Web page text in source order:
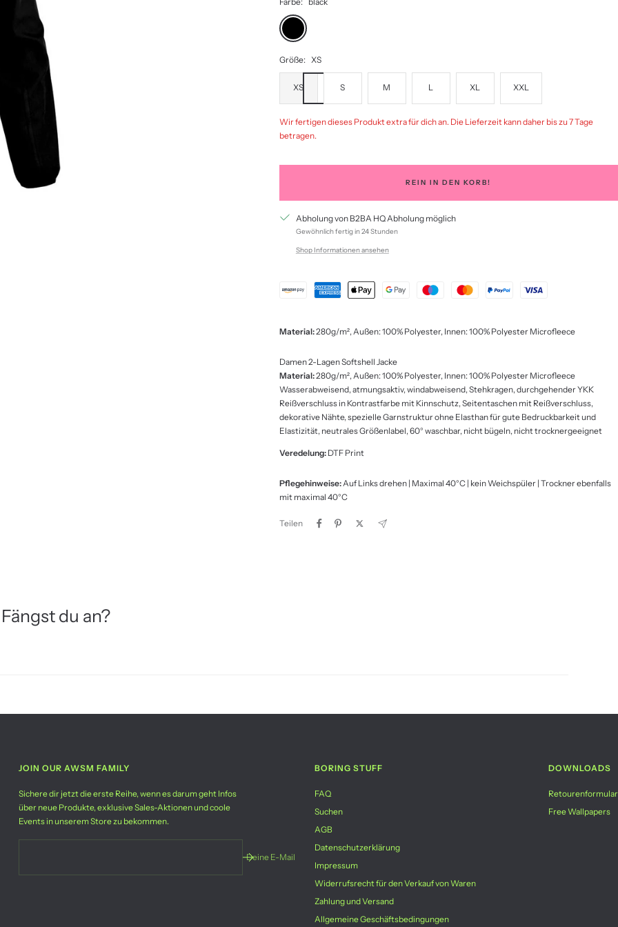
black
Größe: XS
XS S M L XL XXL
Wir fertigen dieses Produkt extra für dich an. Die Lieferzeit kann daher bis zu 7 Tage
betragen.
REIN IN DEN KORB!
Abholung von B2BA HQ Abholung möglich
Gewöhnlich fertig in 24 Stunden
Shop Informationen ansehen
Material:280g/m², Außen: 100% Polyester, Innen: 100% Polyester Microfleece
Damen 2-Lagen Softshell Jacke
Material:280g/m², Außen: 100% Polyester, Innen: 100% Polyester Microfleece
Wasserabweisend, atmungsaktiv, windabweisend, Stehkragen, durchgehender YKK
Reißverschluss in Kontrastfarbe mit Kinnschutz, Seitentaschen mit Reißverschluss,
dekorative Nähte, spezielle Garnstruktur ohne Elasthan für gute Bedruckbarkeit und
Elastizität, neutrales Größenlabel, 60° waschbar, nicht bügeln, nicht trocknergeeignet
Veredelung: DTF Print
Pflegehinweise:Auf Links drehen | Maximal 40°C | kein Weichspüler | Trockner ebenfalls
mit maximal 40°C
Teilen
du an?
JOIN OUR AWSM FAMILY
Sichere dir jetzt die erste Reihe, wenn es darum geht Infos
über neue Produkte, exklusive Sales-Aktionen und coole
Events in unserem Store zu bekommen.
Deine E-Mail
BORING STUFF
FAQ
Suchen
AGB
Datenschutzerklärung
Impressum
Widerrufsrecht für den Verkauf von Waren
Zahlung und Versand
Allgemeine Geschäftsbedingungen
DOWNLOADS
Retourenformular
Free Wallpapers